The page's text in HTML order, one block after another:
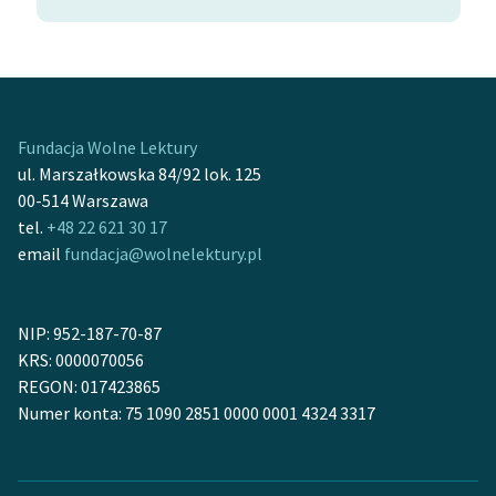
Fundacja Wolne Lektury
ul. Marszałkowska 84/92 lok. 125
00-514 Warszawa
tel. +48 22 621 30 17
email fundacja@wolnelektury.pl
NIP: 952-187-70-87
KRS: 0000070056
REGON: 017423865
Numer konta: 75 1090 2851 0000 0001 4324 3317